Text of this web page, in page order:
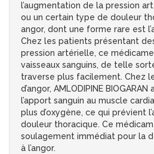
l’augmentation de la pression
ou un certain type de douleur
angor, dont une forme rare est
Chez les patients présentant
pression artérielle, ce
vaisseaux sanguins, de telle
traverse plus facilement. Chez
d’angor, AMLODIPINE
l’apport sanguin au muscle
plus d’oxygène, ce qui prévient
douleur thoracique. Ce
soulagement immédiat pour la
à l’angor.